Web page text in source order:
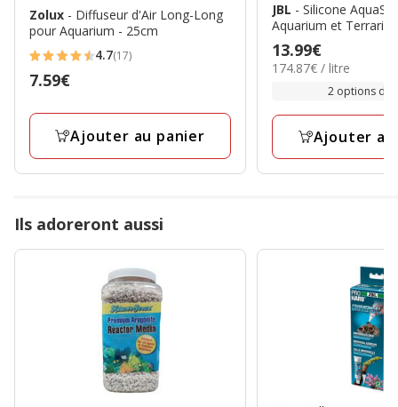
Zolux - Diffuseur d'Air Long-Long
pour Aquarium - 25cm
4.7
étoiles
avis
4.7(17)
Prix
7.59€
Ajouter au panier
JBL - Silicone AquaSil
Aquarium et
Prix
13.99€
13.99€
174.87€
174.87€ / litre
2 options de
Ajouter
Ils adoreront aussi